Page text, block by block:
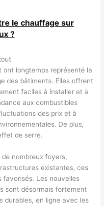
le chauffage sur
?
ont longtemps représenté la
des bâtiments. Elles offrent
faciles à installer et à
aux combustibles
des prix et à
De plus,
de serre.
nombreux foyers,
existantes, ces
favorisés. Les nouvelles
sont désormais fortement
durables, en ligne avec les